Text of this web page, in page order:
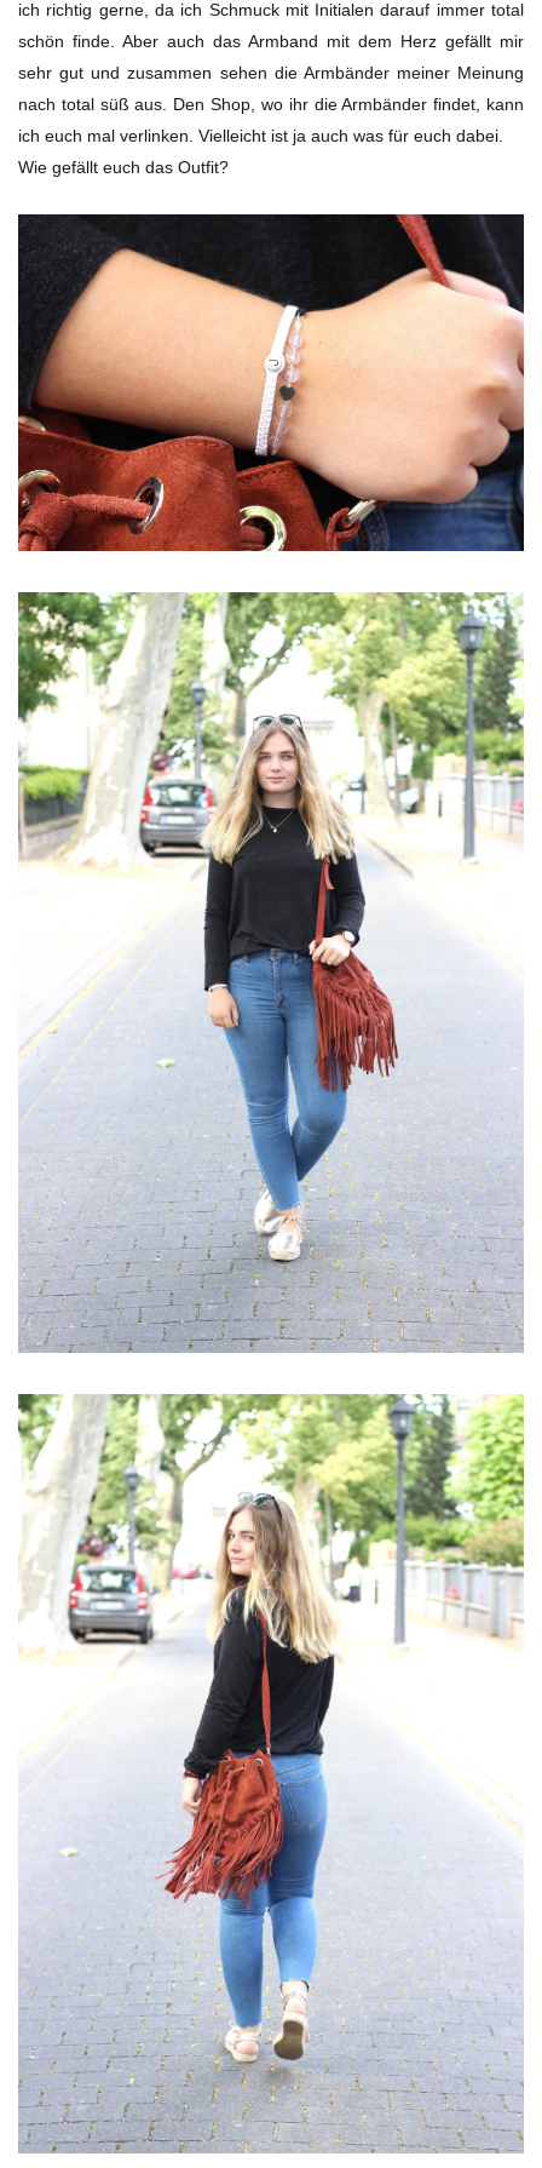
ich richtig gerne, da ich Schmuck mit Initialen darauf immer total
schön finde. Aber auch das Armband mit dem Herz gefällt mir
sehr gut und zusammen sehen die Armbänder meiner Meinung
nach total süß aus. Den Shop, wo ihr die Armbänder findet, kann
ich euch mal verlinken. Vielleicht ist ja auch was für euch dabei.
Wie gefällt euch das Outfit?